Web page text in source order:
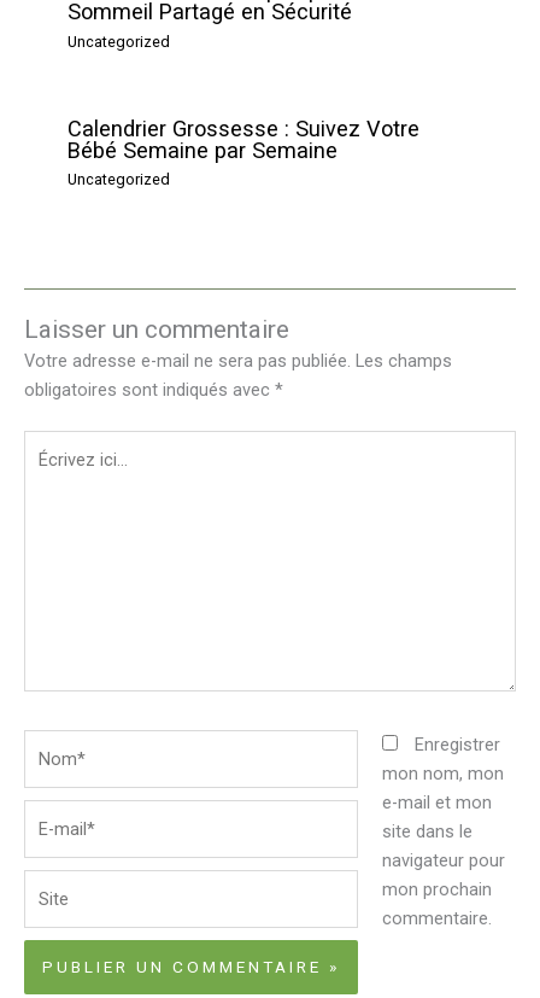
Sommeil Partagé en Sécurité
Uncategorized
Calendrier Grossesse : Suivez Votre
Bébé Semaine par Semaine
Uncategorized
Laisser un commentaire
Votre adresse e-mail ne sera pas publiée. Les champs
obligatoires sont indiqués avec *
Écrivez
ici…
mail*
Enregistrer
mon nom, mon
e-mail et mon
site dans le
navigateur pour
mon prochain
commentaire.